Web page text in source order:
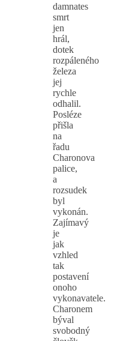
damnates
smrt
jen
hrál,
dotek
rozpáleného
železa
jej
rychle
odhalil.
Posléze
přišla
na
řadu
Charonova
palice,
a
rozsudek
byl
vykonán.
Zajímavý
je
jak
vzhled
tak
postavení
onoho
vykonavatele.
Charonem
býval
svobodný